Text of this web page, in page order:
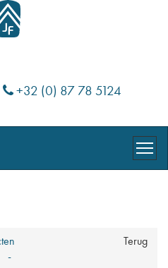
Phone
+32 (0) 87 78 5124
Terug
-